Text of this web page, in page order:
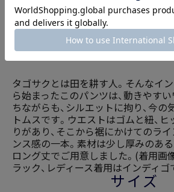
商品説明
タゴサクとは田を耕す人。そんなイ
ら始まったこのパンツは、動きやす
ちながらも、シルエットに拘り、今
トムスです。ウエストはゴムと紐、
りがあり、そこから裾にかけてのラ
ンス感の一本。素材は少し厚みのあ
ロング丈でご用意しました。(着用画
ラック、レディース着用はインディゴ
サイズ